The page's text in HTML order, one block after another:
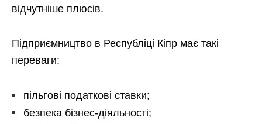
відчутніше плюсів.
Підприємництво в Республіці Кіпр має такі
переваги:
пільгові податкові ставки;
безпека бізнес-діяльності;